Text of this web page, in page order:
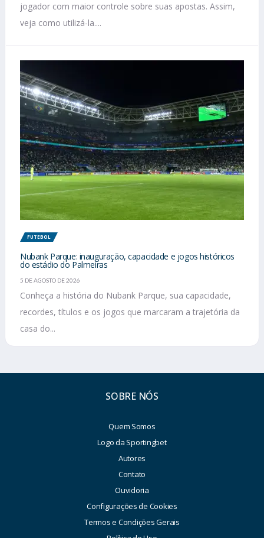
jogador com maior controle sobre suas apostas. Assim,
veja como utilizá-la....
FUTEBOL
Nubank Parque: inauguração, capacidade e jogos históricos
do estádio do Palmeiras
5 DE AGOSTO DE 2026
Conheça a história do Nubank Parque, sua capacidade,
recordes, títulos e os jogos que marcaram a trajetória da
casa do...
SOBRE NÓS
Quem Somos
Logo da Sportingbet
Autores
Contato
Ouvidoria
Configurações de Cookies
Termos e Condições Gerais